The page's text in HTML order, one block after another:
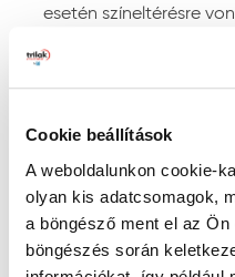
Cookie beállítások
A weboldalunkon cookie-
olyan kis adatcsomagok,
a böngésző ment el az
böngészés során
Gépi színkeverés: a
alkalmazzon „nem
kifakulhatnak.
A gépi színkeverés
megfelelő színmérő
szemünkkel látott
esetén színeltérésre
Szín keresése kód szerint
RAL, NCS, és PPG Voice
alábbiak szerint:
- RAL kód: a RAL szó
számkaraktert (pl. RAL
- NCS kód: az S betű